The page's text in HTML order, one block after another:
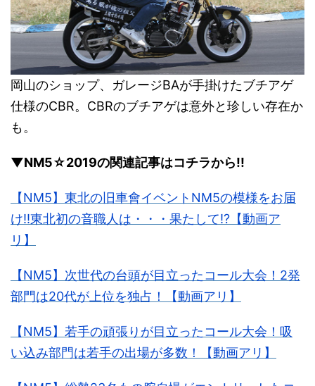
岡山のショップ、ガレージBAが手掛けたブチアゲ
仕様のCBR。CBRのブチアゲは意外と珍しい存在か
も。
▼NM5☆2019の関連記事はコチラから!!
【NM5】東北の旧車會イベントNM5の模様をお届
け!!東北初の音職人は・・・果たして!?【動画ア
リ】
【NM5】次世代の台頭が目立ったコール大会！2発
部門は20代が上位を独占！【動画アリ】
【NM5】若手の頑張りが目立ったコール大会！吸
い込み部門は若手の出場が多数！【動画アリ】